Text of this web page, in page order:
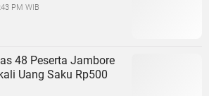
PM WIB
48 Peserta Jambore
Uang Saku Rp500